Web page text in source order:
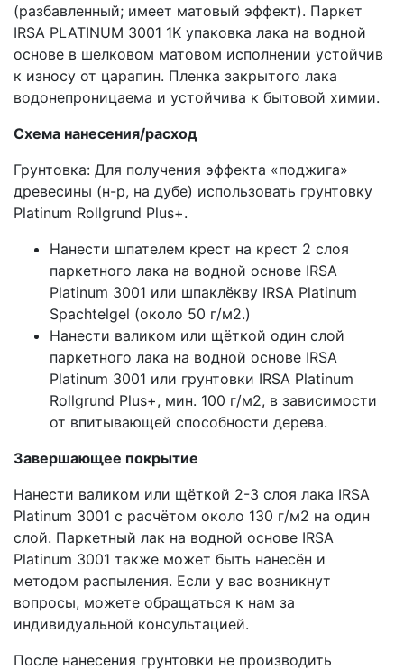
(разбавленный; имеет матовый эффект). Паркет
IRSA PLATINUM 3001 1K упаковка лака на водной
основе в шелковом матовом исполнении устойчив
к износу от царапин. Пленка закрытого лака
водонепроницаема и устойчива к бытовой химии.
Схема нанесения/расход
Грунтовка: Для получения эффекта «поджига»
древесины (н-р, на дубе) использовать грунтовку
Platinum Rollgrund Plus+.
Нанести шпателем крест на крест 2 слоя
паркетного лака на водной основе IRSA
Platinum 3001 или шпаклёкву IRSA Platinum
Spachtelgel (около 50 г/м2.)
Нанести валиком или щёткой один слой
паркетного лака на водной основе IRSA
Platinum 3001 или грунтовки IRSA Platinum
Rollgrund Plus+, мин. 100 г/м2, в зависимости
от впитывающей способности дерева.
Завершающее покрытие
Нанести валиком или щёткой 2-3 слоя лака IRSA
Platinum 3001 с расчётом около 130 г/м2 на один
слой. Паркетный лак на водной основе IRSA
Platinum 3001 также может быть нанесён и
методом распыления. Если у вас возникнут
вопросы, можете обращаться к нам за
индивидуальной консультацией.
После нанесения грунтовки не производить